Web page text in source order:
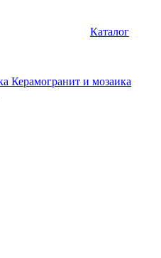
Каталог
Керамогранит и мозаика